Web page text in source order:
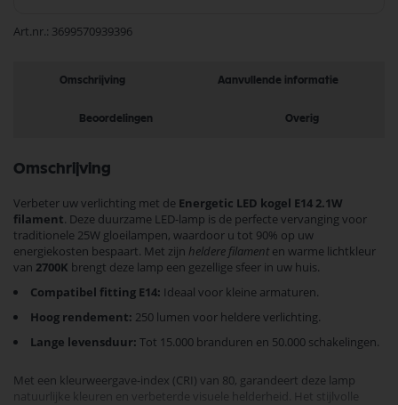
Art.nr. 3699570939396
Omschrijving Aanvullende informatie
Beoordelingen Overig
Omschrijving
Verbeter uw verlichting met de Energetic LED kogel E14 2.1W
filament. Deze duurzame LED-lamp is de perfecte vervanging voor
traditionele 25W gloeilampen, waardoor u tot 90% op uw
energiekosten bespaart. Met zijn heldere filament en warme lichtkleur
van 2700K brengt deze lamp een gezellige sfeer in uw huis.
Compatibel fitting E14: Ideaal voor kleine armaturen.
Hoog rendement: 250 lumen voor heldere verlichting.
Lange levensduur: Tot 15.000 branduren en 50.000 schakelingen.
Met een kleurweergave-index (CRI) van 80, garandeert deze lamp
natuurlijke kleuren en verbeterde visuele helderheid. Het stijlvolle